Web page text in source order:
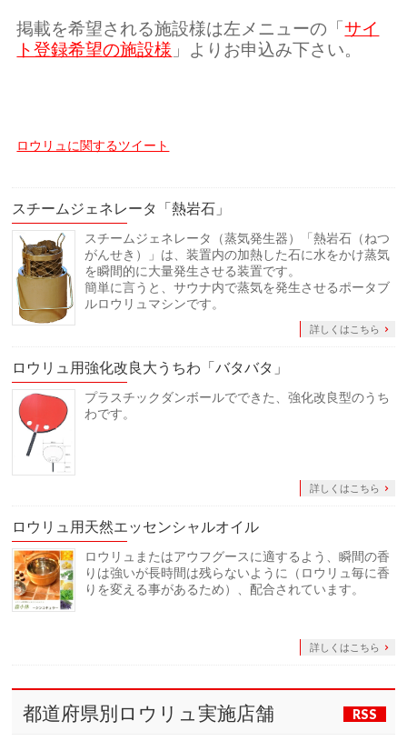
掲載を希望される施設様は左メニューの「サイ
ト登録希望の施設様 」よりお申込み下さい。
ロウリュに関するツイート
スチームジェネレータ「熱岩石」
スチームジェネレータ（蒸気発生器）「熱岩石（ねつ
がんせき）」は、装置内の加熱した石に水をかけ蒸気
を瞬間的に大量発生させる装置です。
簡単に言うと、サウナ内で蒸気を発生させるポータブ
ルロウリュマシンです。
詳しくはこちら
ロウリュ用強化改良大うちわ「バタバタ」
プラスチックダンボールでできた、強化改良型のうち
わです。
詳しくはこちら
ロウリュ用天然エッセンシャルオイル
ロウリュまたはアウフグースに適するよう、瞬間の香
りは強いが長時間は残らないように（ロウリュ毎に香
りを変える事があるため）、配合されています。
詳しくはこちら
都道府県別ロウリュ実施店舗 RSS